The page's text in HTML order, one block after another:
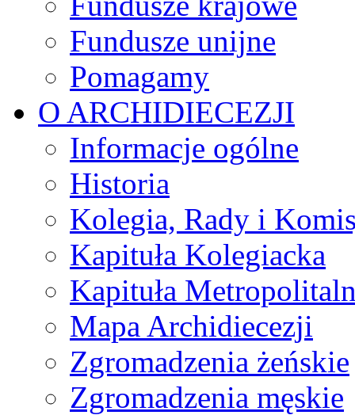
Fundusze unijne
Pomagamy
O ARCHIDIECEZJI
Informacje ogólne
Historia
Kolegia, Rady i
Kapituła Kolegiacka
Kapituła
Mapa Archidiecezji
Zgromadzenia żeńskie
Zgromadzenia męskie